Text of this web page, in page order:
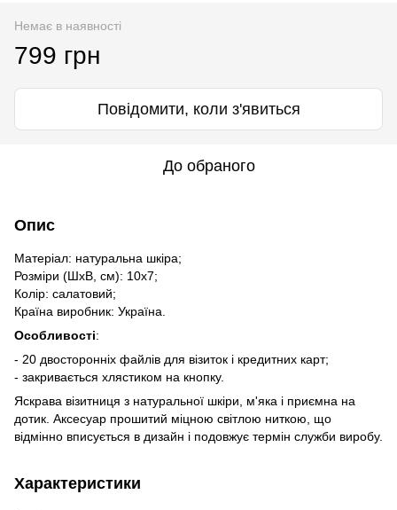
Немає в наявності
799 грн
Повідомити, коли з'явиться
До обраного
Опис
Матеріал: натуральна шкіра;
Розміри (ШхВ, см): 10х7;
Колір: салатовий;
Країна виробник: Україна.
Особливості:
- 20 двосторонніх файлів для візиток і кредитних карт;
- закривається хлястиком на кнопку.
Яскрава візитниця з натуральної шкіри, м'яка і приємна на
дотик. Аксесуар прошитий міцною світлою ниткою, що
відмінно вписується в дизайн і подовжує термін служби виробу.
Характеристики